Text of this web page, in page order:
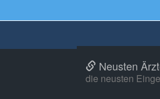
Neusten
die neusten